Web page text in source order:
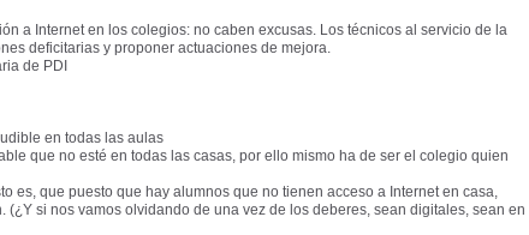
a Internet en los colegios: no caben excusas. Los técnicos al servicio de la
deficitarias y proponer actuaciones de mejora.
de PDI
en todas las aulas
que no esté en todas las casas, por ello mismo ha de ser el colegio quien
es, que puesto que hay alumnos que no tienen acceso a Internet en casa,
(¿Y si nos vamos olvidando de una vez de los deberes, sean digitales, sean en